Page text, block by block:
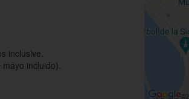
inclusive.
incluido).